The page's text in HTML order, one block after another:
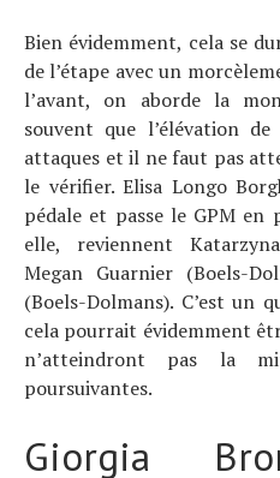
Bien évidemment, cela se
de l’étape avec un
l’avant, on aborde la
souvent que l’élévation
attaques et il ne faut pas
le vérifier. Elisa Longo
pédale et passe le GPM en
elle, reviennent
Megan Guarnier (Boels-
(Boels-Dolmans). C’est un
cela pourrait évidemment
n’atteindront pas la
poursuivantes.
Giorgia